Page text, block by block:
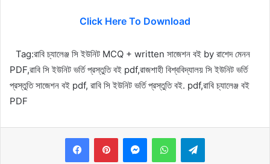
Click Here To Download
Tag:রাবি চ্যালেঞ্জ সি ইউনিট MCQ + written সাজেশন বই by রাশেদ মেনন
PDF,রাবি সি ইউনিট ভর্তি প্রস্তুতি বই pdf,রাজশাহী বিশ্ববিদ্যালয় সি ইউনিট ভর্তি
প্রস্তুতি সাজেশন বই pdf, রাবি সি ইউনিট ভর্তি প্রস্তুতি বই. pdf,রাবি চ্যালেঞ্জ বই
PDF
MessengerWhatsAppTelegram